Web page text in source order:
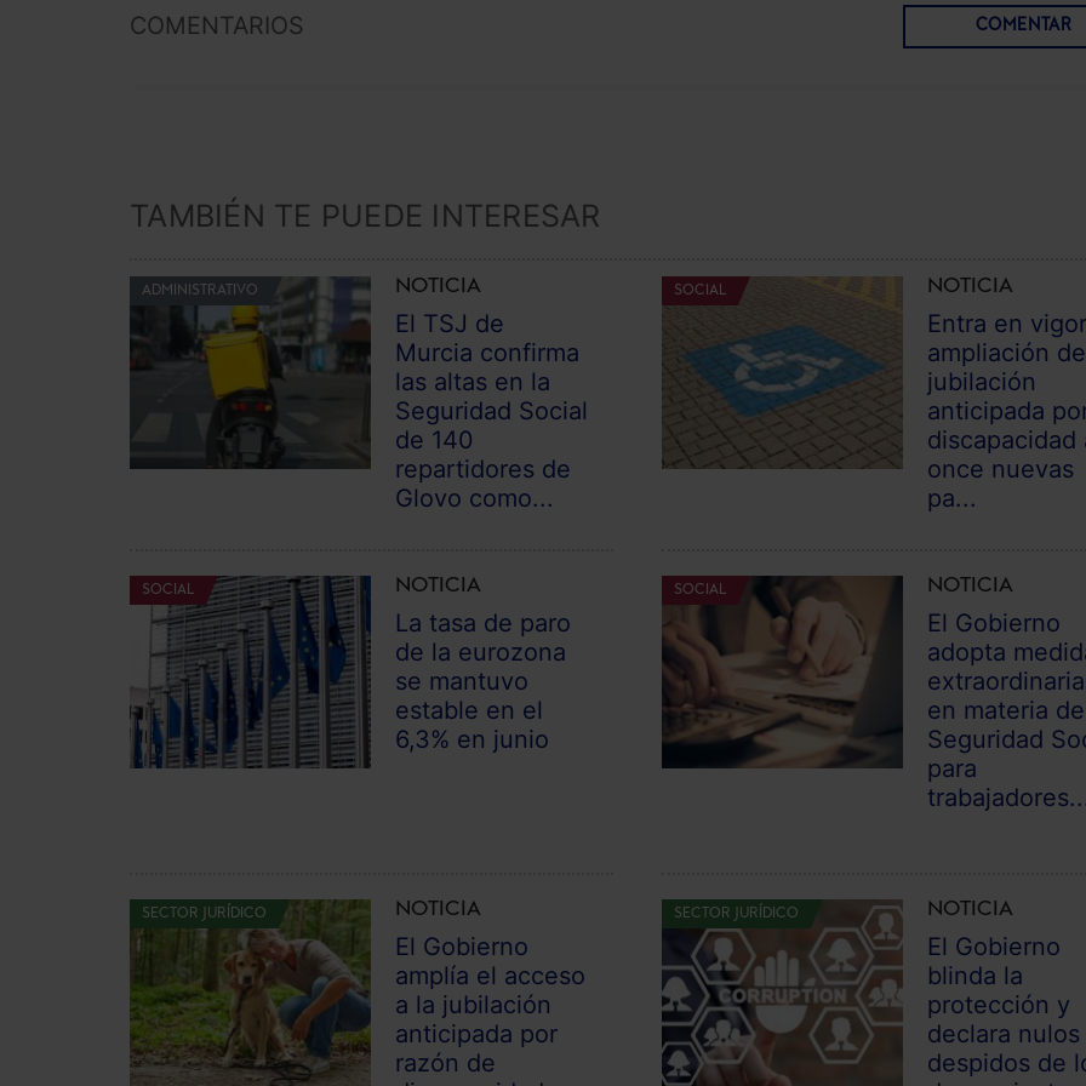
COMENTARIOS COMENTAR
TAMBIÉN TE PUEDE INTERESAR
ADMINISTRATIVO NOTICIA
El TSJ de
Murcia confirma
las altas en la
Seguridad Social
de 140
repartidores de
Glovo como...
SOCIAL NOTICIA
Entra en
ampliación
jubilación
anticipada
discapacidad
once nuevas
pa...
SOCIAL NOTICIA
La tasa de paro
de la eurozona
se mantuvo
estable en el
6,3% en junio
SOCIAL NOTICIA
El Gobierno
adopta
en materia de
Seguridad
para
SECTOR JURÍDICO NOTICIA
El Gobierno
amplía el acceso
a la jubilación
anticipada por
razón de
SECTOR JURÍDICO NOTICIA
El Gobierno
blinda la
protección y
declara nulos
despidos de